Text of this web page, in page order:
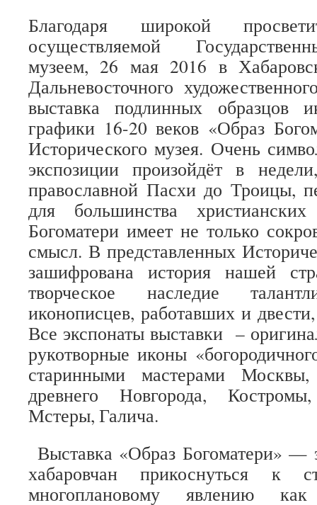
Благодаря широкой
осуществляемой
музеем, 26 мая 2016 в
Дальневосточного
выставка подлинных образцов
графики 16-20 веков «Образ
Исторического музея. Очень
экспозиции произойдёт в
православной Пасхи до Троицы,
для большинства
Богоматери имеет не только
смысл. В представленных
зашифрована история нашей
творческое наследие
иконописцев, работавших и
Все экспонаты выставки –
рукотворные иконы
старинными мастерами Москвы,
древнего Новгорода,
Мстеры, Галича.
Выставка «Образ Богоматери» —
хабаровчан прикоснуться к
многоплановому явлению